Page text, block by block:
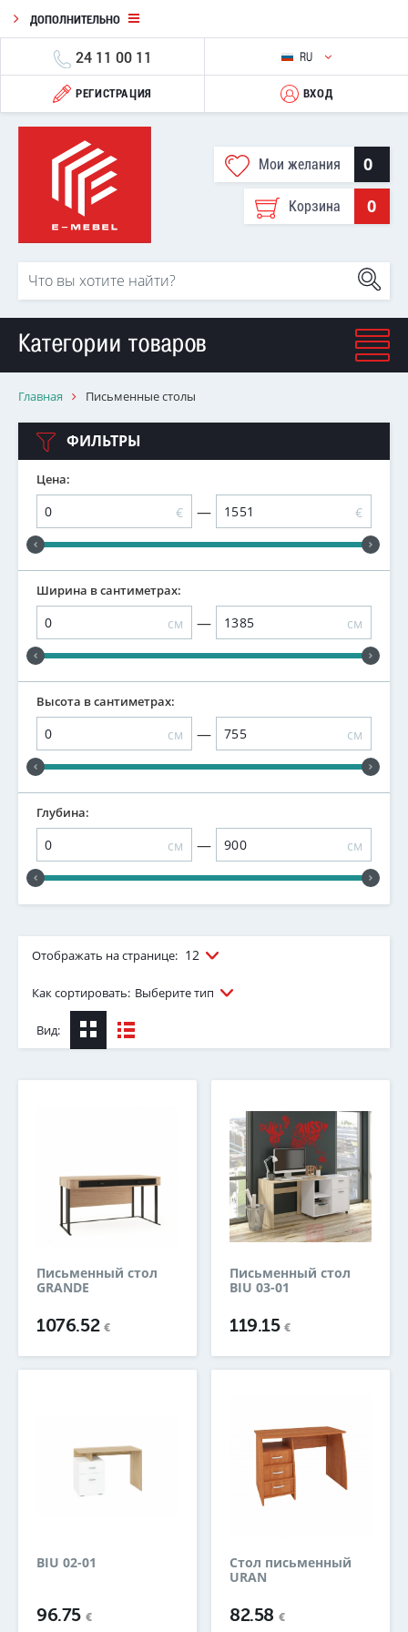
ДОПОЛНИТЕЛЬНО
24 11 00 11 RU
РЕГИСТРАЦИЯ ВХОД
Мои желания 0
Корзина 0
Категории товаров
Главная Письменные столы
ФИЛЬТРЫ
Цена:
€ — €
Ширина в сантиметрах:
см — см
Высота в сантиметрах:
см — см
Глубина:
см — см
Отображать на странице: 12
Как сортировать: Выберите тип
Вид:
Письменный стол
GRANDE
1076.52 €
Письменный стол
BIU 03-01
119.15€
BIU 02-01
96.75 €
Стол письменный
URAN
82.58 €